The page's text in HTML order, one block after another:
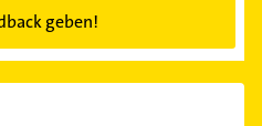
geben!